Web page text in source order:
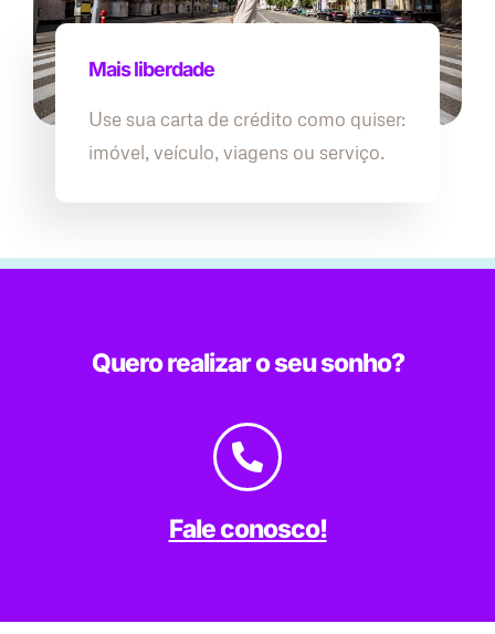
Mais liberdade
Use sua carta de crédito como quiser:
imóvel, veículo, viagens ou serviço.
Quero realizar o seu sonho?
Fale conosco!